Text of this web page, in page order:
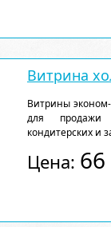
Витрина
Витрины
для продажи
кондитерских и
Цена: